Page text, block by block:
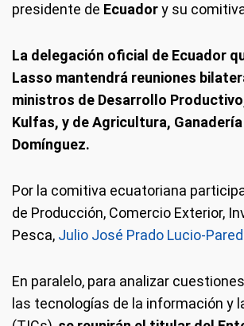
presidente de Ecuadory su
La delegación oficial de Ecuador
Lasso mantendrá reuniones
ministros de Desarrollo
Kulfas, y de Agricultura,
Domínguez.
Por la comitiva ecuatoriana
de Producción, Comercio Exterior,
Pesca, Julio José Prado Lucio-
En paralelo, para analizar
las tecnologías de la información y